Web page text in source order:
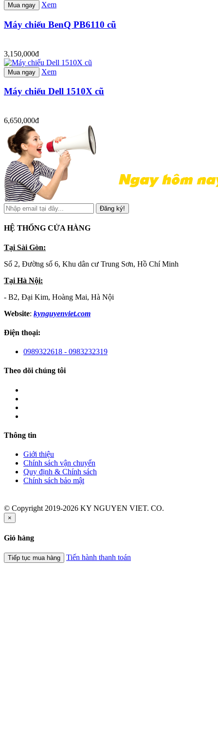
Mua ngay Xem
Máy chiếu BenQ PB6110 cũ
3,150,000đ
Mua ngay Xem
Máy chiếu Dell 1510X cũ
6,650,000đ
Đăng ký!
HỆ THỐNG CỬA HÀNG
Tại Sài Gòn:
Số 2, Đường số 6, Khu dân cư Trung Sơn, Hồ Chí Minh
Tại Hà Nội:
- B2, Đại Kim, Hoàng Mai, Hà Nội
Website: kynguyenviet.com
Điện thoại:
0989322618 - 0983232319
Theo dõi chúng tôi
Thông tin
Giới thiệu
Chính sách vận chuyển
Quy định & Chính sách
Chính sách bảo mật
© Copyright 2019-2026 KY NGUYEN VIET. CO.
×
Giỏ hàng
Tiếp tục mua hàng Tiến hành thanh toán